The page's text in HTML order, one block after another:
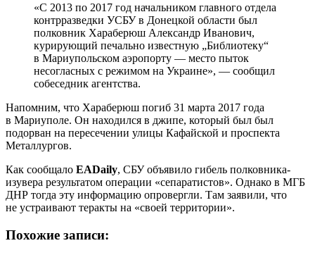
«С 2013 по 2017 год начальником главного отдела
контрразведки УСБУ в Донецкой области был
полковник Хараберюш Александр Иванович,
курирующий печально известную „Библиотеку“
в Мариупольском аэропорту — место пыток
несогласных с режимом на Украине», — сообщил
собеседник агентства.
Напомним, что Хараберюш погиб 31 марта 2017 года
в Мариуполе. Он находился в джипе, который был был
подорван на пересечении улицы Кафайской и проспекта
Металлургов.
Как сообщало EADaily, СБУ объявило гибель полковника-
изувера результатом операции «сепаратистов». Однако в МГБ
ДНР тогда эту информацию опровергли. Там заявили, что
не устраивают теракты на «своей территории».
Похожие записи: